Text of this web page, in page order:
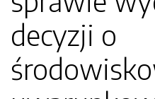
decyzji o